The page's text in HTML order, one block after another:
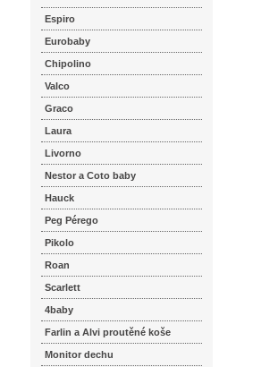
Espiro
Eurobaby
Chipolino
Valco
Graco
Laura
Livorno
Nestor a Coto baby
Hauck
Peg Pérego
Pikolo
Roan
Scarlett
4baby
Farlin a Alvi proutěné koše
Monitor dechu